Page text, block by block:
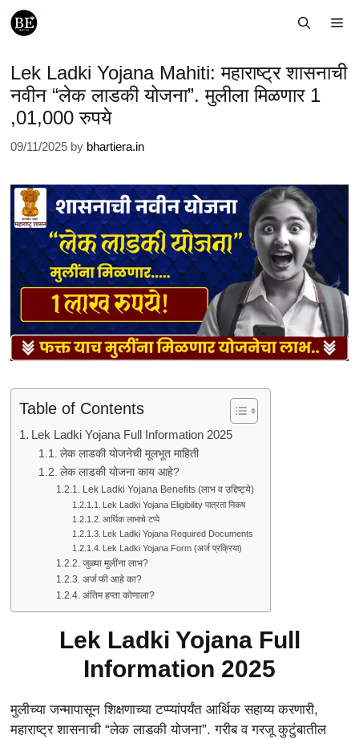
Skip
Lek Ladki Yojana Mahiti: महाराष्ट्र शासनाची
नवीन “लेक लाडकी योजना”. मुलीला मिळणार 1
,01,000 रुपये
09/11/2025 by bhartiera.in
Table of Contents
Lek Ladki Yojana Full Information 2025
लेक लाडकी योजनेची मूलभूत माहिती
लेक लाडकी योजना काय आहे?
Lek Ladki Yojana Benefits (लाभ व उद्दिष्ट्ये)
Lek Ladki Yojana Eligibility पात्रता निकष
आर्थिक लाभाचे टप्पे
Lek Ladki Yojana Required Documents
Lek Ladki Yojana Form (अर्ज प्रक्रिया)
जुळ्या मुलींना लाभ?
अर्ज फी आहे का?
अंतिम हप्ता कोणाला?
Lek Ladki Yojana Full
Information 2025
मुलीच्या जन्मापासून शिक्षणाच्या टप्प्यांपर्यंत आर्थिक सहाय्य करणारी,
महाराष्ट्र शासनाची “लेक लाडकी योजना”. गरीब व गरजू कुटुंबातील